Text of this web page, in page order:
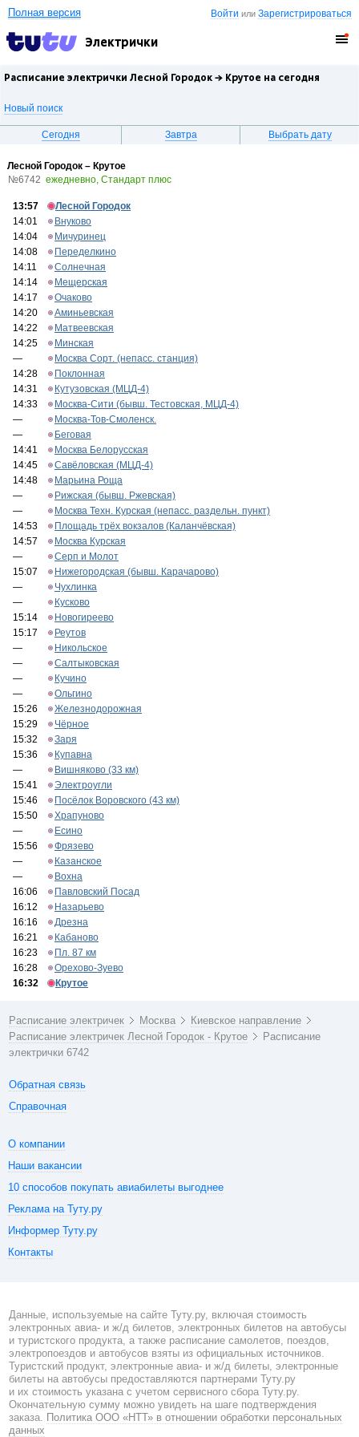
Войти илиЗарегистрироваться
Полная версия
Электрички
Расписание электрички Лесной Городок → Крутое на сегодня
Новый поиск
Сегодня Завтра Выбрать дату
Лесной Городок – Крутое
№6742 ежедневно, Стандарт плюс
13:57
Лесной Городок
14:01
Внуково
14:04
Мичуринец
14:08
Переделкино
14:11
Солнечная
14:14
Мещерская
14:17
Очаково
14:20
Аминьевская
14:22
Матвеевская
14:25
Минская
—
Москва Сорт. (непасс. станция)
14:28
Поклонная
14:31
Кутузовская (МЦД-4)
14:33
Москва-Сити (бывш. Тестовская, МЦД-4)
—
Москва-Тов-Смоленск.
—
Беговая
14:41
Москва Белорусская
14:45
Савёловская (МЦД-4)
14:48
Марьина Роща
—
Рижская (бывш. Ржевская)
—
Москва Техн. Курская (непасс. раздельн. пункт)
14:53
Площадь трёх вокзалов (Каланчёвская)
14:57
Москва Курская
—
Серп и Молот
15:07
Нижегородская (бывш. Карачарово)
—
Чухлинка
—
Кусково
15:14
Новогиреево
15:17
Реутов
—
Никольское
—
Салтыковская
—
Кучино
—
Ольгино
15:26
Железнодорожная
15:29
Чёрное
15:32
Заря
15:36
Купавна
—
Вишняково (33 км)
15:41
Электроугли
15:46
Посёлок Воровского (43 км)
15:50
Храпуново
—
Есино
15:56
Фрязево
—
Казанское
—
Вохна
16:06
Павловский Посад
16:12
Назарьево
16:16
Дрезна
16:21
Кабаново
16:23
Пл. 87 км
16:28
Орехово-Зуево
16:32
Крутое
Расписание электричек Москва
Киевское направление
Расписание электричек Лесной Городок - Крутое
Расписание
электрички 6742
Обратная связь
Справочная
О компании
Наши вакансии
10 способов покупать авиабилеты выгоднее
Реклама на Туту.ру
Информер Туту.ру
Контакты
Данные, используемые на сайте Туту.ру, включая стоимость
электронных авиа- и ж/д билетов, электронных билетов на автобусы
и туристского продукта, а также расписание самолетов, поездов,
электропоездов и автобусов взяты из официальных источников.
Туристский продукт, электронные авиа- и ж/д билеты, электронные
билеты на автобусы предоставляются партнерами Туту.ру
и их стоимость указана с учетом сервисного сбора Туту.ру.
Окончательную сумму можно увидеть на шаге подтверждения
заказа. Политика ООО «НТТ» в отношении обработки персональных
данных